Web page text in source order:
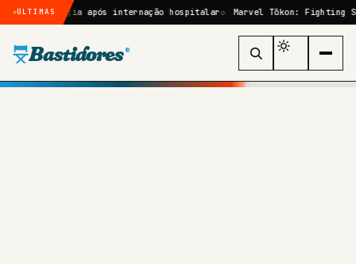
ÚLTIMAS
após internação hospitalar Marvel Tōkon: Fighting Souls:
Bastidores ®